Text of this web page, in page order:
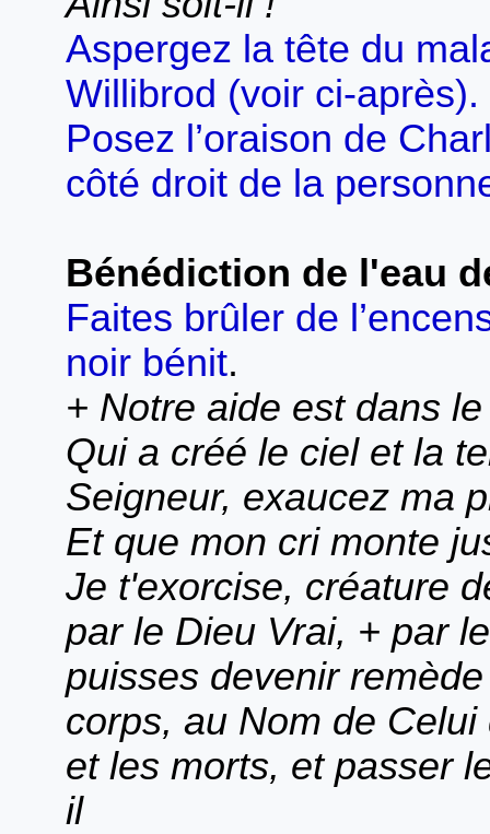
Aspergez la tête du
Willibrod (voir ci-après).
Posez l’oraison de
côté droit de la
Bénédiction de l'eau
Faites brûler de
noir bénit.
+ Notre aide est dans
Qui a créé le ciel et la
Seigneur, exaucez ma
Et que mon cri monte
Je t'exorcise, créature
par le Dieu Vrai, + par
puisses devenir
corps, au Nom de
et les morts, et passer
il